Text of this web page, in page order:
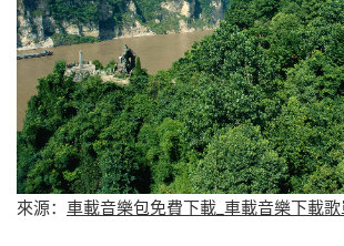
來源： 車載音樂包免費下載_車載音樂下載